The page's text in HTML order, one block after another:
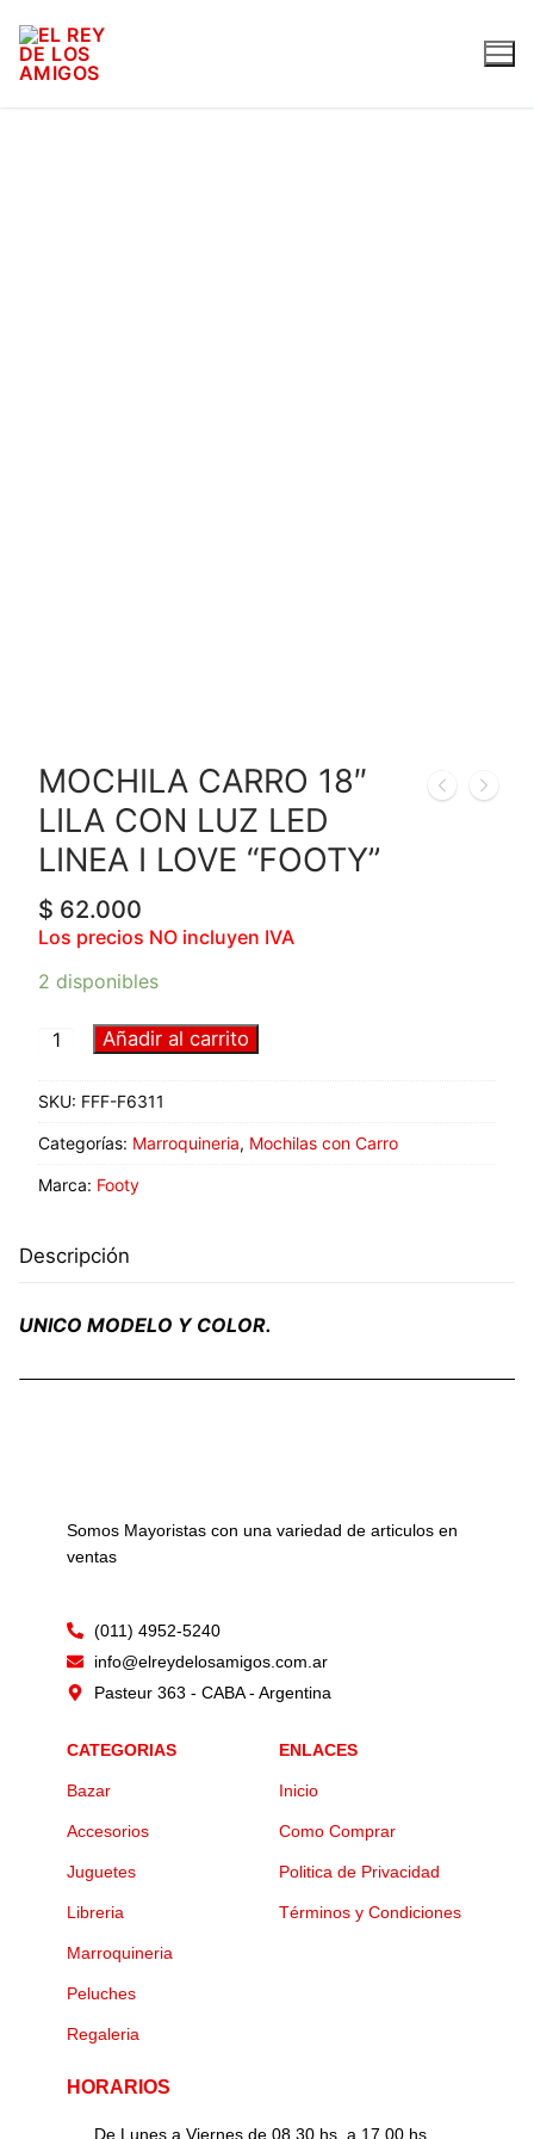
MOCHILA CARRO 18″
LILA CON LUZ LED
LINEA I LOVE “FOOTY”
$ 62.000
Los precios NO incluyen IVA
2 disponibles
Añadir al carrito
SKU: FFF-F6311
Categorías: Marroquineria, Mochilas con Carro
Marca: Footy
Descripción
UNICO MODELO Y COLOR.
Somos Mayoristas con una variedad de articulos en
ventas
(011) 4952-5240
info@elreydelosamigos.com.ar
Pasteur 363 - CABA - Argentina
CATEGORIAS
Bazar
Accesorios
Juguetes
Libreria
Marroquineria
Peluches
Regaleria
ENLACES
Inicio
Como Comprar
Politica de Privacidad
Términos y Condiciones
HORARIOS
De Lunes a Viernes de 08.30 hs. a 17.00 hs.